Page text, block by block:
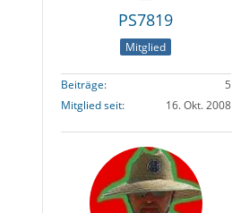
PS7819
Mitglied
Beiträge
5
Mitglied seit
16. Okt. 2008